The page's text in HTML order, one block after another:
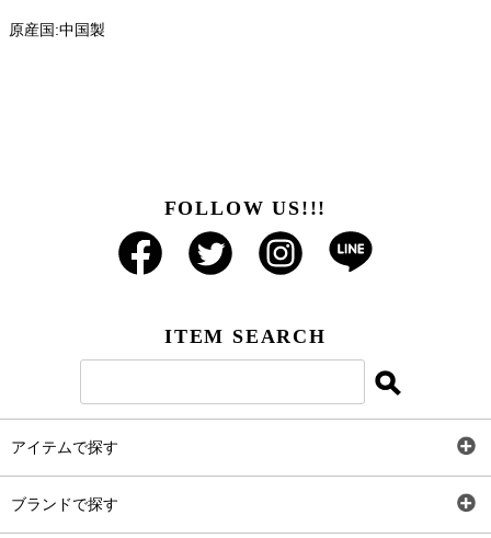
原産国:中国製
FOLLOW US!!!
ITEM SEARCH
アイテムで探す
ブランドで探す